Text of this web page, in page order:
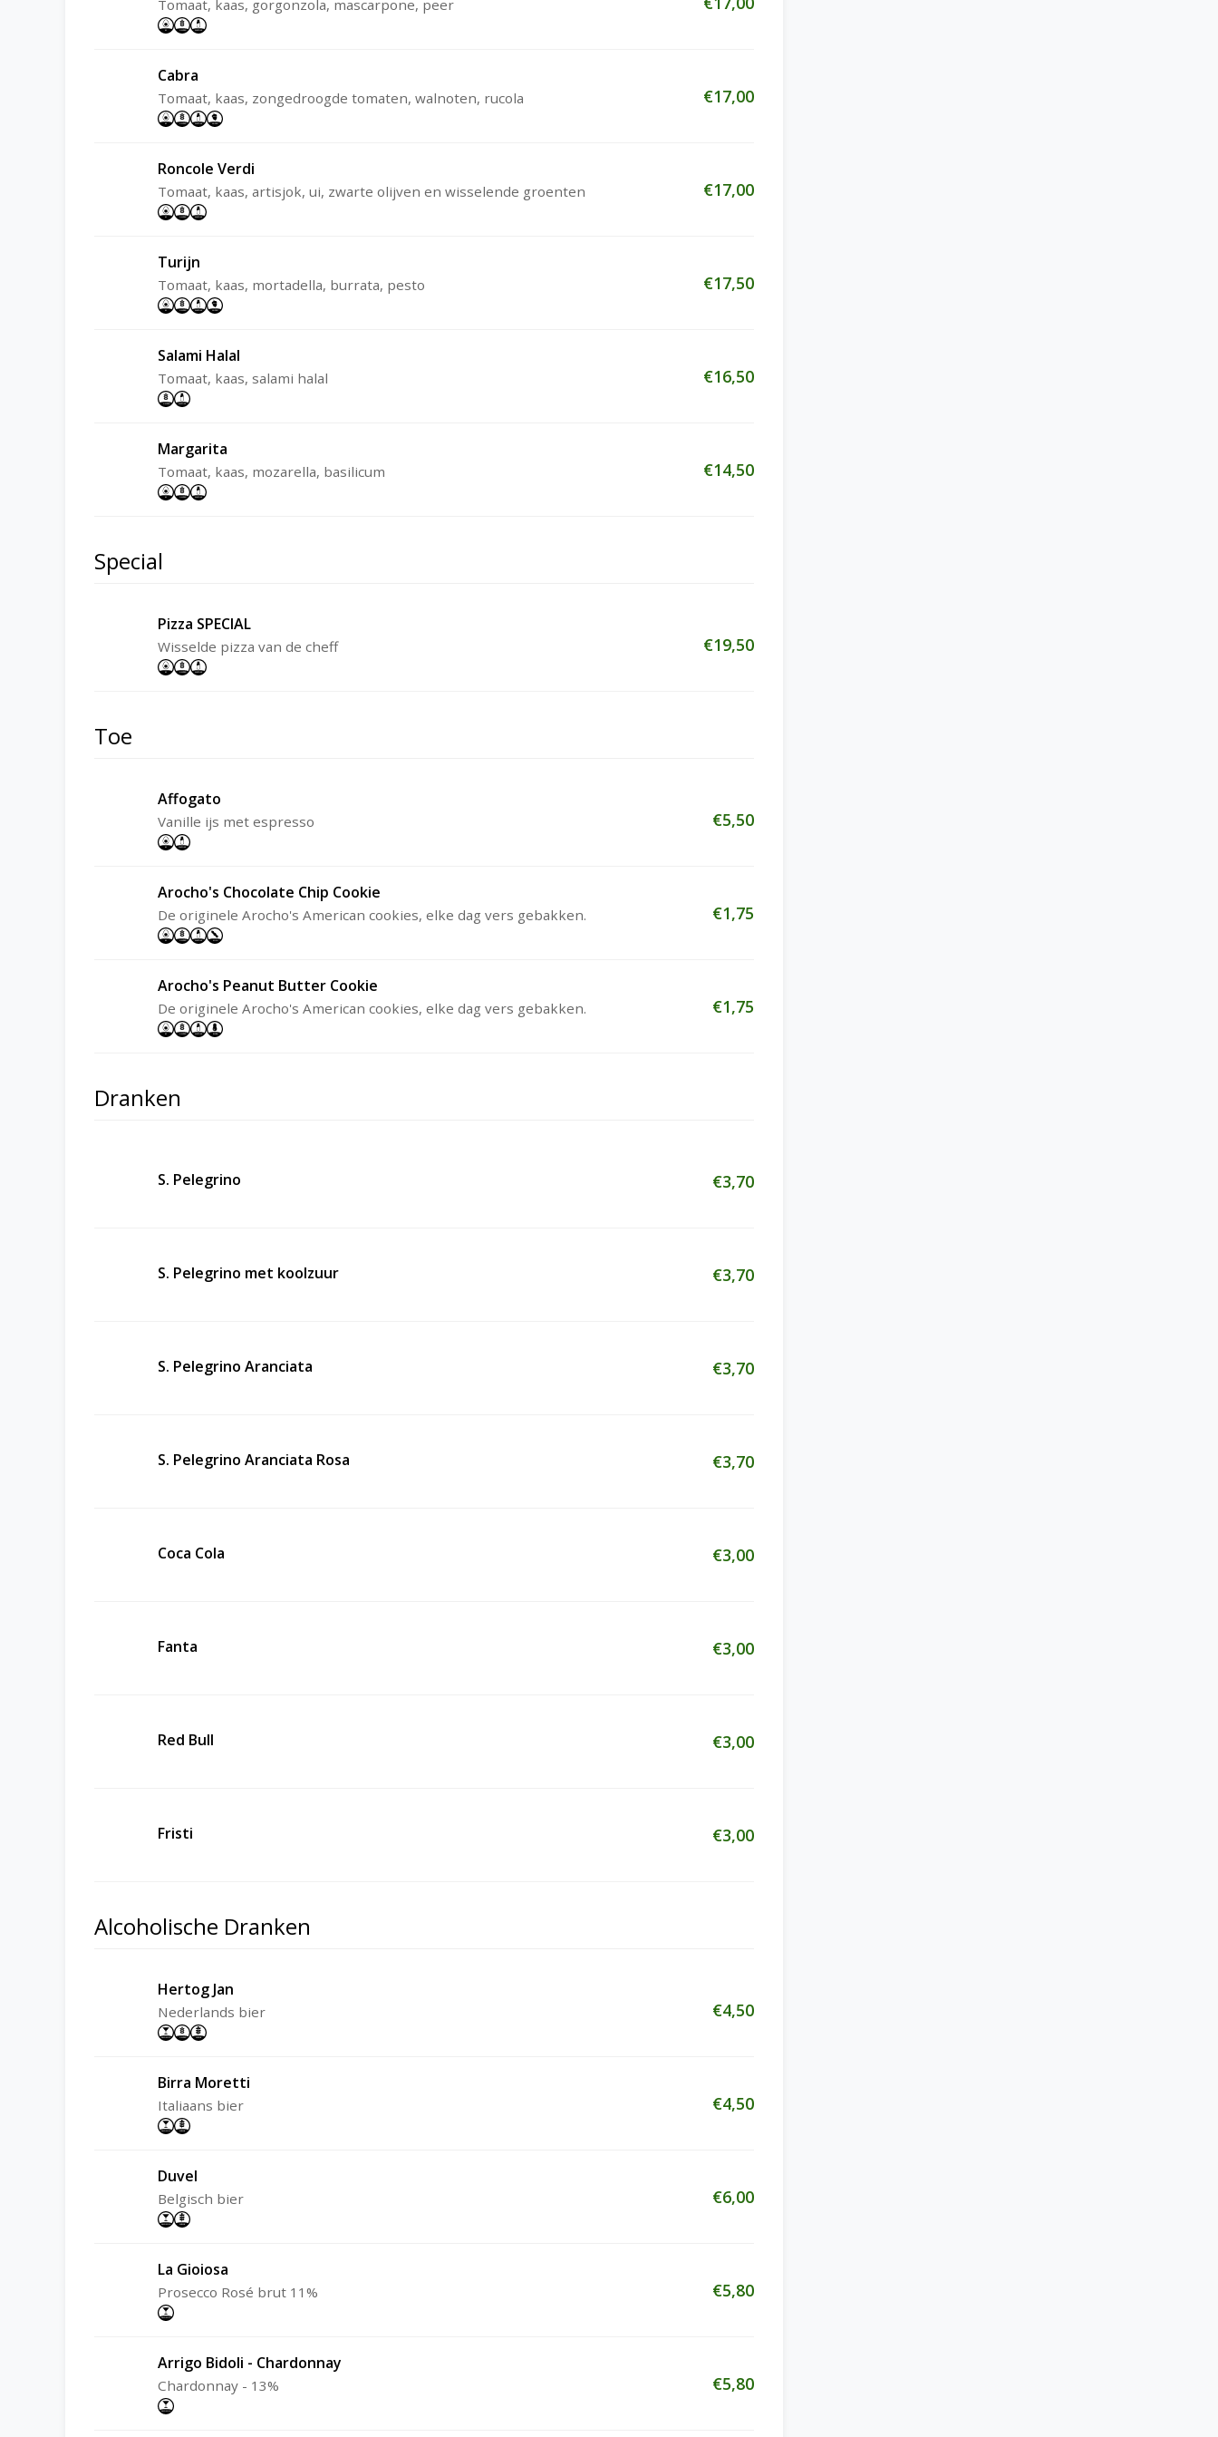
Tomaat, kaas, gorgonzola, mascarpone, peer
Cabra
Tomaat, kaas, zongedroogde tomaten, walnoten, rucola €17,00
Roncole Verdi
Tomaat, kaas, artisjok, ui, zwarte olijven en wisselende groenten €17,00
Turijn
Tomaat, kaas, mortadella, burrata, pesto €17,50
Salami Halal
Tomaat, kaas, salami halal €16,50
Margarita
Tomaat, kaas, mozarella, basilicum €14,50
Special
Pizza SPECIAL
Wisselde pizza van de cheff €19,50
Toe
Affogato
Vanille ijs met espresso €5,50
Arocho's Chocolate Chip Cookie
De originele Arocho's American cookies, elke dag vers gebakken. €1,75
Arocho's Peanut Butter Cookie
De originele Arocho's American cookies, elke dag vers gebakken. €1,75
Dranken
S. Pelegrino €3,70
S. Pelegrino met koolzuur €3,70
S. Pelegrino Aranciata €3,70
S. Pelegrino Aranciata Rosa €3,70
Coca Cola €3,00
Fanta €3,00
Red Bull €3,00
Fristi €3,00
Alcoholische Dranken
Hertog Jan
Nederlands bier €4,50
Birra Moretti
Italiaans bier €4,50
Duvel
Belgisch bier €6,00
La Gioiosa
Prosecco Rosé brut 11% €5,80
Arrigo Bidoli - Chardonnay
Chardonnay - 13% €5,80